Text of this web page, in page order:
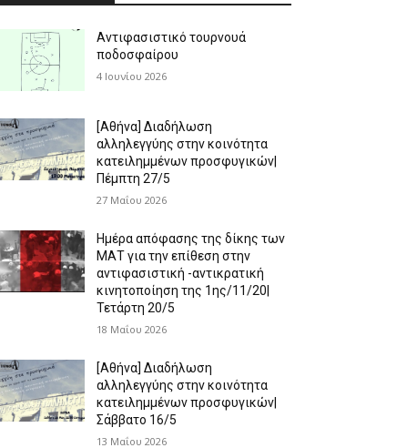
Αντιφασιστικό τουρνουά
ποδοσφαίρου
4 Ιουνίου 2026
[Αθήνα] Διαδήλωση
αλληλεγγύης στην κοινότητα
κατειλημμένων προσφυγικών|
Πέμπτη 27/5
27 Μαΐου 2026
Ημέρα απόφασης της δίκης των
ΜΑΤ για την επίθεση στην
αντιφασιστική -αντικρατική
κινητοποίηση της 1ης/11/20|
Τετάρτη 20/5
18 Μαΐου 2026
[Αθήνα] Διαδήλωση
αλληλεγγύης στην κοινότητα
κατειλημμένων προσφυγικών|
Σάββατο 16/5
13 Μαΐου 2026